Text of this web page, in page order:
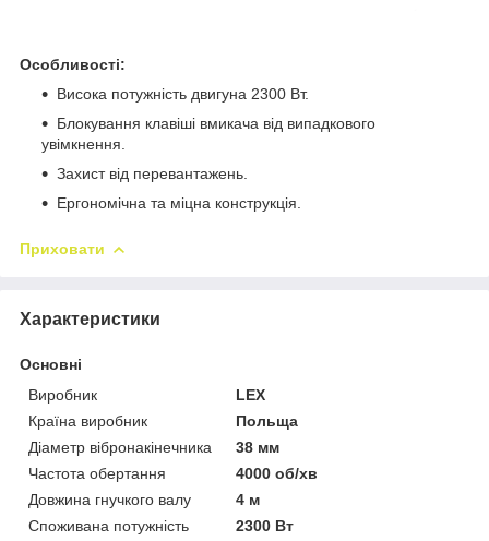
Особливості:
Висока потужність двигуна 2300 Вт.
Блокування клавіші вмикача від випадкового
увімкнення.
Захист від перевантажень.
Ергономічна та міцна конструкція.
Приховати
Характеристики
Основні
Виробник
LEX
Країна виробник
Польща
Діаметр вібронакінечника
38 мм
Частота обертання
4000 об/хв
Довжина гнучкого валу
4 м
Споживана потужність
2300 Вт